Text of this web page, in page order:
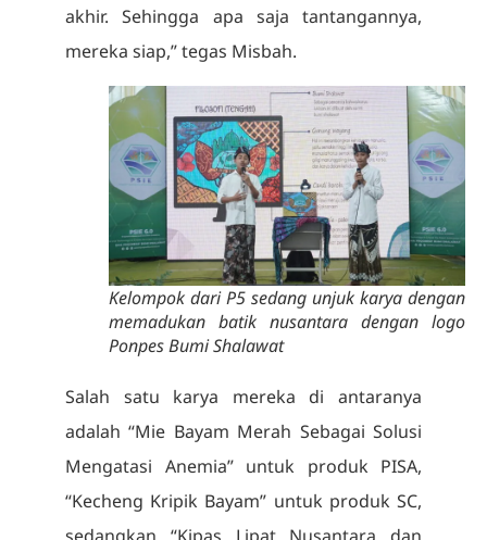
akhir. Sehingga apa saja tantangannya,
mereka siap,” tegas Misbah.
Kelompok dari P5 sedang unjuk karya dengan
memadukan batik nusantara dengan logo
Ponpes Bumi Shalawat
Salah satu karya mereka di antaranya
adalah “Mie Bayam Merah Sebagai Solusi
Mengatasi Anemia” untuk produk PISA,
“Kecheng Kripik Bayam” untuk produk SC,